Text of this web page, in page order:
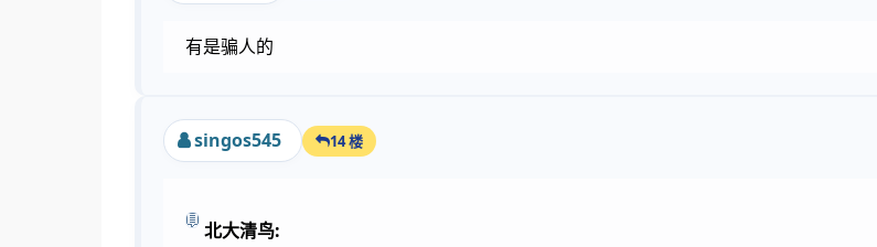
有是骗人的
singos545 14 楼
北大清鸟: